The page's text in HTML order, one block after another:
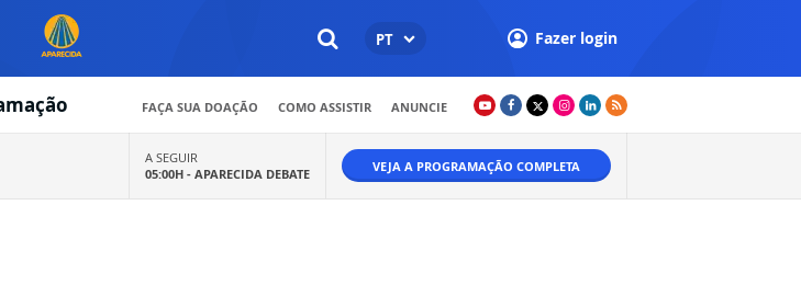
PT Fazer login
FAÇA SUA DOAÇÃO COMO ASSISTIR ANUNCIE
A SEGUIR
05:00H - APARECIDA DEBATE VEJA A PROGRAMAÇÃO COMPLETA